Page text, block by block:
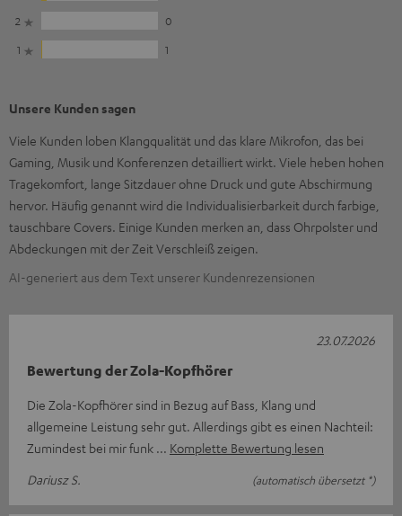
2
0
1
1
Unsere Kunden sagen
Viele Kunden loben Klangqualität und das klare Mikrofon, das bei
Gaming, Musik und Konferenzen detailliert wirkt. Viele heben hohen
Tragekomfort, lange Sitzdauer ohne Druck und gute Abschirmung
hervor. Häufig genannt wird die Individualisierbarkeit durch farbige,
tauschbare Covers. Einige Kunden merken an, dass Ohrpolster und
Abdeckungen mit der Zeit Verschleiß zeigen.
AI-generiert aus dem Text unserer Kundenrezensionen
Bewertung der Zola-Kopfhörer
Die Zola-Kopfhörer sind in Bezug auf Bass, Klang und
allgemeine Leistung sehr gut. Allerdings gibt es einen Nachteil:
Zumindest bei mir funk
Komplette Bewertung lesen
Dariusz S.
(automatisch übersetzt *)
23.07.2026